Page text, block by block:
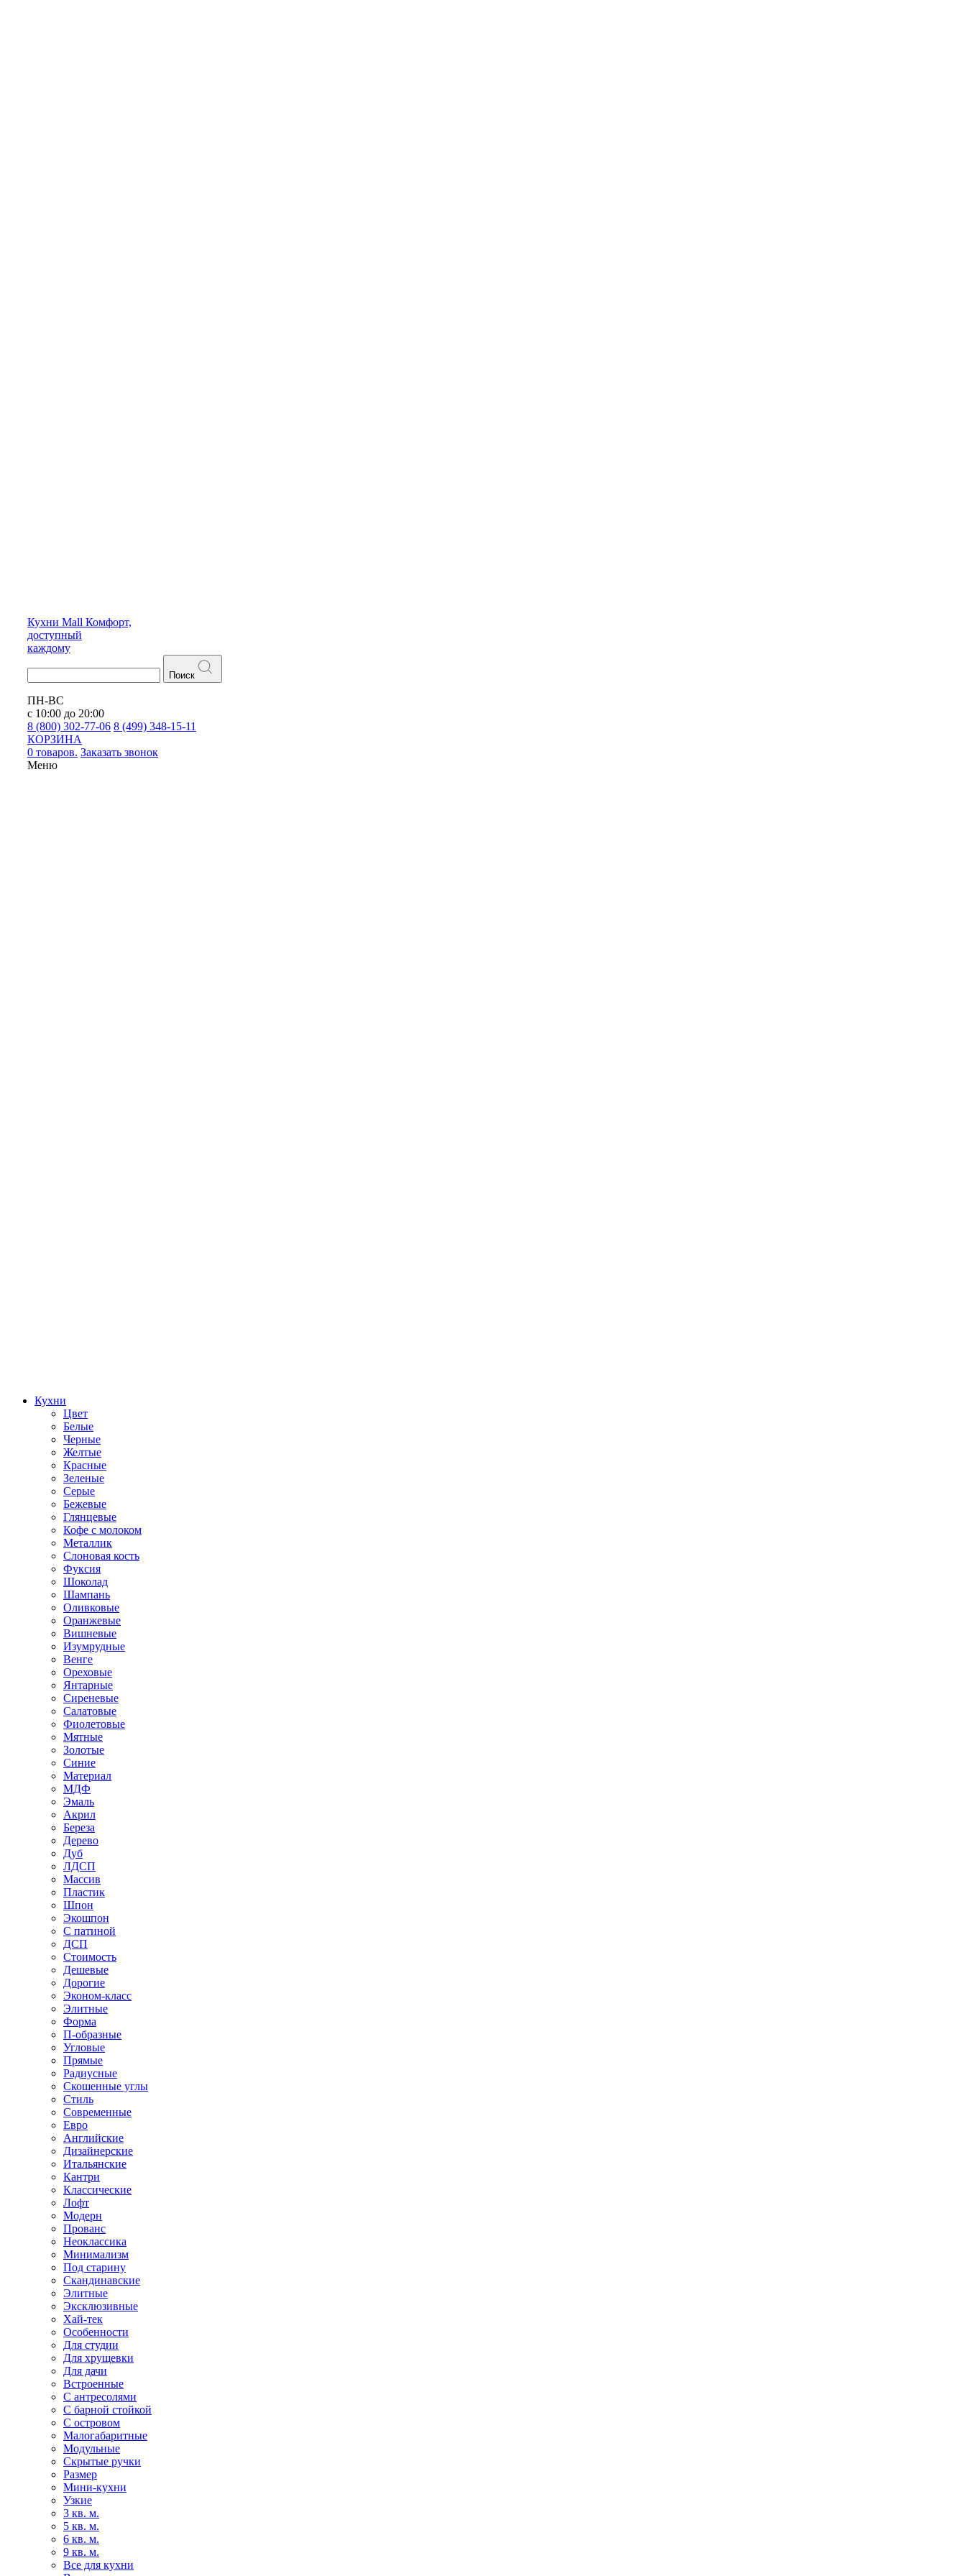
Кухни Mall Комфорт,
доступный
каждому
Поиск
ПН-ВС
с 10:00 до 20:00
8 (800) 302-77-06 8 (499) 348-15-11
КОРЗИНА
0 товаров. Заказать звонок
Меню
Кухни
Цвет
Белые
Черные
Желтые
Красные
Зеленые
Серые
Бежевые
Глянцевые
Кофе с молоком
Металлик
Слоновая кость
Фуксия
Шоколад
Шампань
Оливковые
Оранжевые
Вишневые
Изумрудные
Венге
Ореховые
Янтарные
Сиреневые
Салатовые
Фиолетовые
Мятные
Золотые
Синие
Материал
МДФ
Эмаль
Акрил
Береза
Дерево
Дуб
ЛДСП
Массив
Пластик
Шпон
Экошпон
С патиной
ДСП
Стоимость
Дешевые
Дорогие
Эконом-класс
Элитные
Форма
П-образные
Угловые
Прямые
Радиусные
Скошенные углы
Стиль
Современные
Евро
Английские
Дизайнерские
Итальянские
Кантри
Классические
Лофт
Модерн
Прованс
Неоклассика
Минимализм
Под старину
Скандинавские
Элитные
Эксклюзивные
Хай-тек
Особенности
Для студии
Для хрущевки
Для дачи
Встроенные
С антресолями
С барной стойкой
С островом
Малогабаритные
Модульные
Скрытые ручки
Размер
Мини-кухни
Узкие
3 кв. м.
5 кв. м.
6 кв. м.
9 кв. м.
Все для кухни